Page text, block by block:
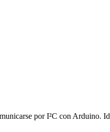
por I²C con Arduino.